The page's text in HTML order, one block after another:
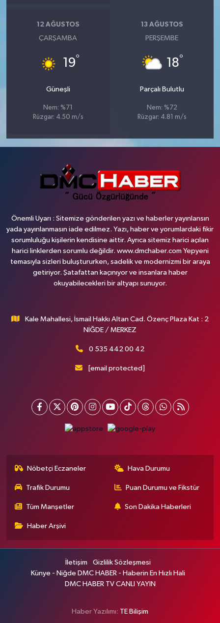
12 AĞUSTOS
ÇARŞAMBA
19°
Güneşli
Nem: %71
Rüzgar: 4.50 m/s
13 AĞUSTOS
PERŞEMBE
18°
Parçalı Bulutlu
Nem: %72
Rüzgar: 4.81 m/s
Önemli Uyarı : Sitemize gönderilen yazı ve haberler yayınlansın
yada yayınlanmasın iade edilmez. Yazı, haber ve yorumlardaki fikir
sorumluluğu kişilerin kendisine aittir. Ayrıca sitemiz harici açılan
harici linklerden sorumlu değildir. www.dmchaber.com Yepyeni
temasıyla sizleri buluştururken, sadelik ve modernizmi bir araya
getiriyor. Şatafattan kaçınıyor ve insanlara haber
okuyabilecekleri bir altyapı sunuyor.
Kale Mahallesi, İsmail Hakkı Altan Cad. Özenç Plaza Kat : 2
NİĞDE / MERKEZ
0 535 442 00 42
[email protected]
Nöbetçi Eczaneler Hava Durumu
Trafik Durumu Puan Durumu ve Fikstür
Tüm Manşetler Son Dakika Haberleri
Haber Arşivi
İletişim
Gizlilik Sözleşmesi
Künye - Niğde DMC HABER - Haberin En Hızlı Hali
DMC HABER TV CANLI YAYIN
Haber Yazılımı: TE Bilişim